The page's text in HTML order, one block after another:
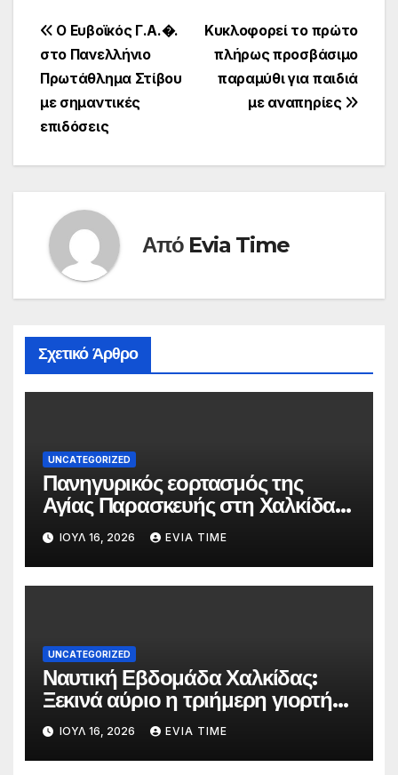
Πλοήγηση
άρθρων
Κυκλοφορεί το πρώτο
πλήρως προσβάσιμο
παραμύθι για παιδιά
με αναπηρίες
Ο Ευβοϊκός Γ.Α.�.
στο Πανελλήνιο
Πρωτάθλημα Στίβου
με σημαντικές
επιδόσεις
Από Evia Time
Σχετικό Άρθρο
UNCATEGORIZED
Πανηγυρικός εορτασμός της
Αγίας Παρασκευής στη Χαλκίδα
τις 25 και 26 Ιουλίου
ΙΟΎΛ 16, 2026 EVIA TIME
UNCATEGORIZED
Ναυτική Εβδομάδα Χαλκίδας:
Ξεκινά αύριο η τριήμερη γιορτή
στο όνομα της Αγίας Παρασκευής
ΙΟΎΛ 16, 2026 EVIA TIME